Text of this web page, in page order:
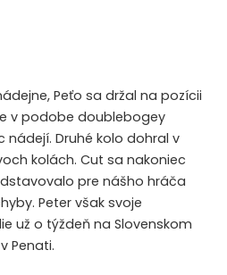
Peťo sa držal na pozícii
v podobe doublebogey
Druhé kolo dohral v
kolách. Cut sa nakoniec
pre nášho hráča
Peter však svoje
už o týždeň na Slovenskom
Penati.